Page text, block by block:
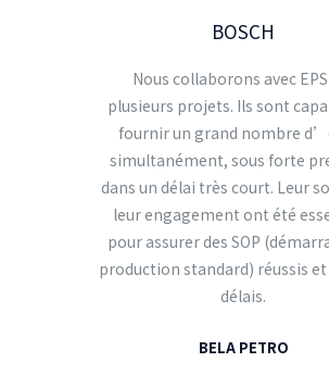
BOSCH
Nous collaborons avec
plusieurs projets. Ils sont
fournir un grand nombre
simultanément, sous forte
dans un délai très court. Leur
leur engagement ont été
pour assurer des SOP
production standard) réussis et
délais.
BELA PETRO